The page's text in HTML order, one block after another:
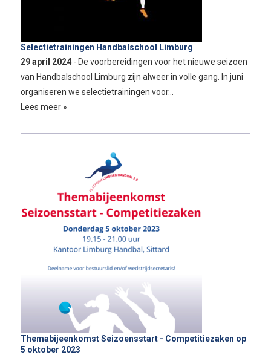
Selectietrainingen Handbalschool Limburg
29 april 2024 - De voorbereidingen voor het nieuwe seizoen
van Handbalschool Limburg zijn alweer in volle gang. In juni
organiseren we selectietrainingen voor…
Lees meer »
Themabijeenkomst Seizoensstart - Competitiezaken op
5 oktober 2023